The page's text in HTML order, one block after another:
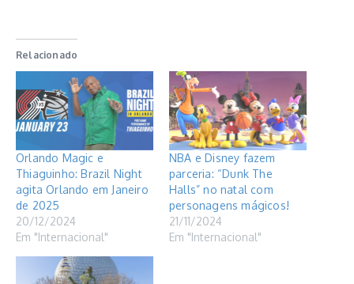
Relacionado
Orlando Magic e
Thiaguinho: Brazil Night
agita Orlando em Janeiro
de 2025
20/12/2024
Em "Internacional"
NBA e Disney fazem
parceria: “Dunk The
Halls” no natal com
personagens mágicos!
21/11/2024
Em "Internacional"